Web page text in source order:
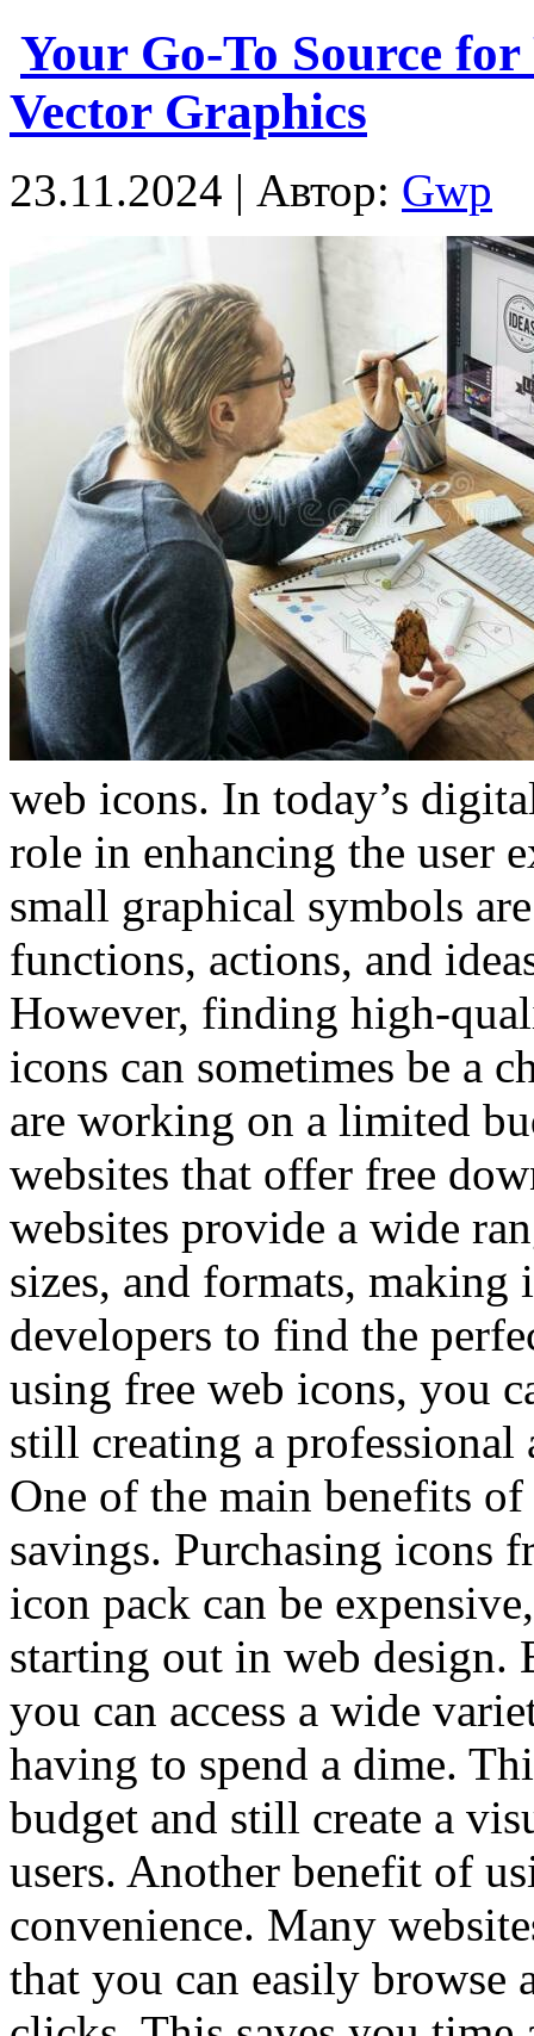
Your Go-To Source
Vector Graphics
23.11.2024 | Автор: Gwp
web icons. In today’s
role in enhancing the user
small graphical symbols
functions, actions, and
However, finding high-
icons can sometimes be a
are working on a limited
websites that offer free
websites provide a wide
sizes, and formats, making
developers to find the
using free web icons, you
still creating a
One of the main benefits
savings. Purchasing icons
icon pack can be
starting out in web
you can access a wide
having to spend a dime.
budget and still create a
users. Another benefit of
convenience. Many
that you can easily